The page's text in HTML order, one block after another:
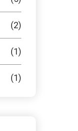
(2)
(1)
(1)